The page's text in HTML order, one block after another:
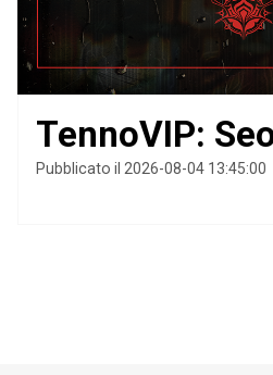
TennoVIP:
Pubblicato il 2026-08-04 13:45:00